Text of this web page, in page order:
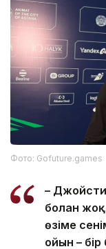
Фото: Gofuture.games
–
болған
өзіме
ойын –